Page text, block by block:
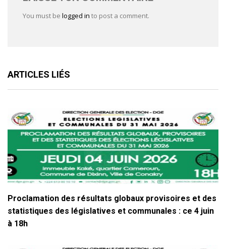
You must be logged in to post a comment.
ARTICLES LIÉS
Proclamation des résultats globaux provisoires et des
statistiques des législatives et communales : ce 4 juin
à 18h